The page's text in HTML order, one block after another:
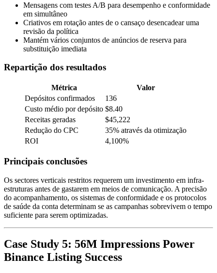
Mensagens com testes A/B para desempenho e conformidade
em simultâneo
Criativos em rotação antes de o cansaço desencadear uma
revisão da política
Mantém vários conjuntos de anúncios de reserva para
substituição imediata
Repartição dos resultados
Métrica
Valor
Depósitos confirmados
136
Custo médio por depósito $8.40
Receitas geradas
$45,222
Redução do CPC
35% através da otimização
ROI
4,100%
Principais conclusões
Os sectores verticais restritos requerem um investimento em infra-
estruturas antes de gastarem em meios de comunicação. A precisão
do acompanhamento, os sistemas de conformidade e os protocolos
de saúde da conta determinam se as campanhas sobrevivem o tempo
suficiente para serem optimizadas.
Case Study 5: 56M Impressions Power
Binance Listing Success